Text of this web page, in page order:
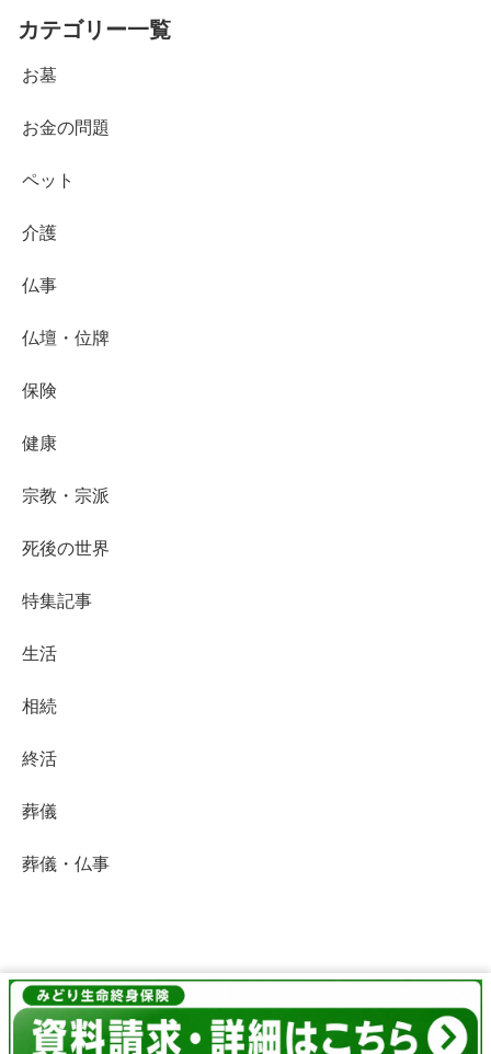
カテゴリー一覧
お墓
お金の問題
ペット
介護
仏事
仏壇・位牌
保険
健康
宗教・宗派
死後の世界
特集記事
生活
相続
終活
葬儀
葬儀・仏事
終活Life
© 2019 終活Life.